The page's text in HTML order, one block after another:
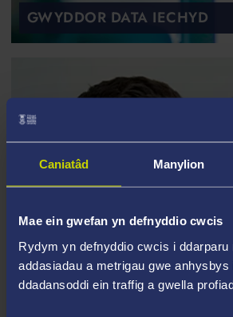
Caniatâd Manylion
Mae ein gwefan yn defnyddio cwcis
Rydym yn defnyddio cwcis i ddarparu
addasiadau a metrigau gwe anhysbys
ddadansoddi ein traffig a gwella
GWYDDOR DATA IECHYD